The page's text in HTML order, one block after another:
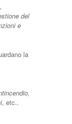
del
e
la
, etc..